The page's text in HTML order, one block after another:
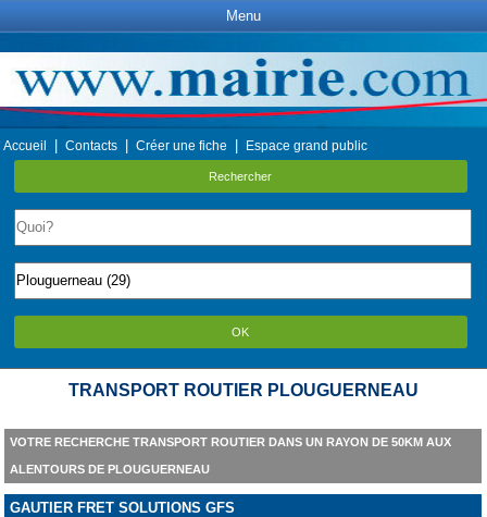
Menu
Accueil Contacts Créer une fiche Espace grand public
Rechercher
OK
TRANSPORT ROUTIER PLOUGUERNEAU
VOTRE RECHERCHE TRANSPORT ROUTIER DANS UN RAYON DE 50KM AUX
ALENTOURS DE PLOUGUERNEAU
GAUTIER FRET SOLUTIONS GFS